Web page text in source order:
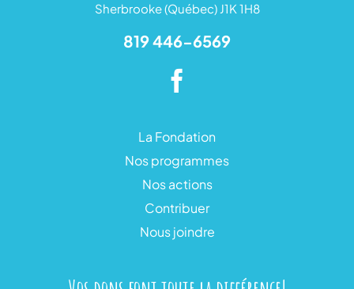
Sherbrooke (Québec) J1K 1H8
819 446-6569
La Fondation
Nos programmes
Nos actions
Contribuer
Nous joindre